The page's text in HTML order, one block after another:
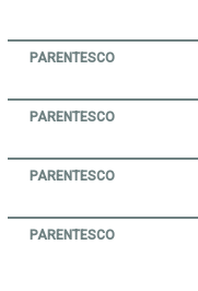
PARENTESCO
PARENTESCO
PARENTESCO
PARENTESCO